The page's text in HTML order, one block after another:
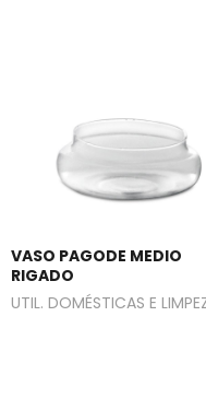
VASO PAGODE MEDIO
RIGADO
UTIL. DOMÉSTICAS E